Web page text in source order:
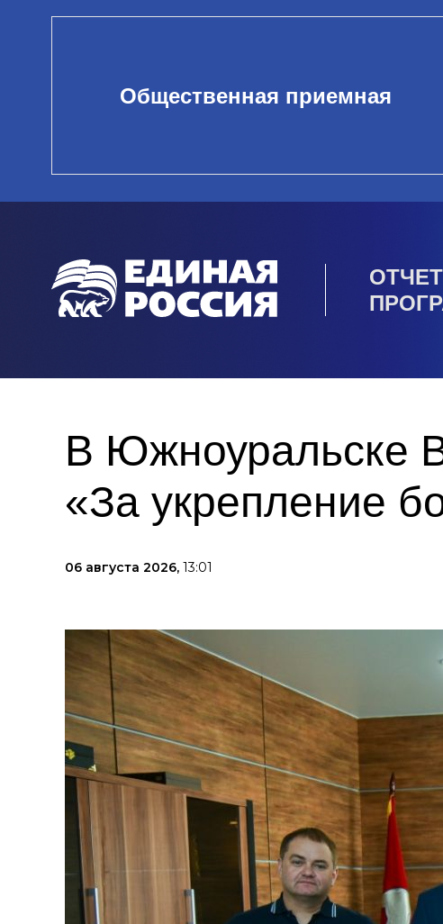
Общественная приемная
В Южноуральске
«За укрепление
06 августа 2026, 13:01